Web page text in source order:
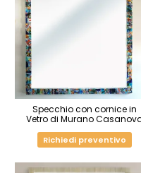
Specchio con cornice in
Vetro di Murano
Richiedi preventivo